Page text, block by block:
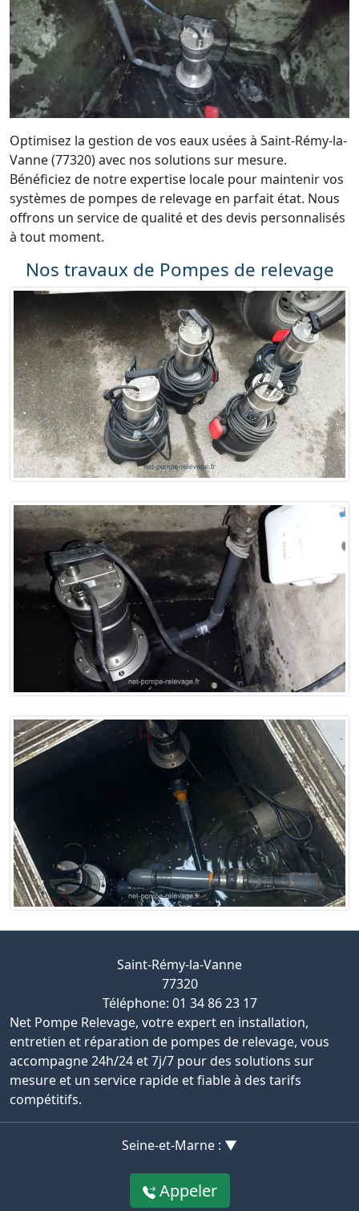
Optimisez la gestion de vos eaux usées à Saint-Rémy-la-
Vanne (77320) avec nos solutions sur mesure.
Bénéficiez de notre expertise locale pour maintenir vos
systèmes de pompes de relevage en parfait état. Nous
offrons un service de qualité et des devis personnalisés
à tout moment.
Nos travaux de Pompes de relevage
Saint-Rémy-la-Vanne
77320
Téléphone: 01 34 86 23 17
Net Pompe Relevage, votre expert en installation,
entretien et réparation de pompes de relevage, vous
accompagne 24h/24 et 7j/7 pour des solutions sur
mesure et un service rapide et fiable à des tarifs
compétitifs.
Seine-et-Marne : ▼
Appeler